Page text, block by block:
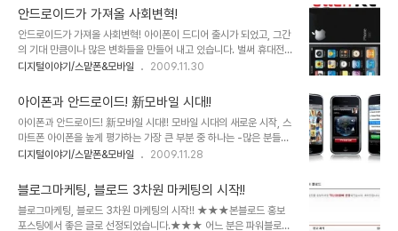
되는 하나의 방법으로써 블로그..
각할 수 있는 상황도 아니라서... 그 용량에 대한 건 생각하지 못함.-
그것도 내가 사용한 건지도 모른채로... 그렇게... ▲ 3분가량 사용하
고 청구된 4만6천원 가량의 과금에 대해 철회를 요구하여 해결된 데
이터 요금 잘못 청구되거나 부당한 과금에 대해서는 철저하게 대응하
고 요구해야 합니다!!! 물론 고객센터에 전화를 걸어 다행히도 큰 문제
래야만 하는 줄 알..
안드로이드가 가져올 사회변혁!
안드로이드가 가져올 사회변혁! 아이폰이 드디어 출시가 되었고, 그간
의 기대 만큼이나 많은 변화들을 만들어 내고 있습니다. 벌써 휴대전화
통신요금의 인하가 거론되거나 발표되고 있고, 이동통신사 별로 데이
보입니다. 이제 곧 안드로이드도 국내에 선보이게 됩니다. 들려오는 소
문들 중에는 "한국형 안드로이드"라는 말로 스팩이 다운된 형태의 출
시 가능성들을 시사하고 있기도 합니다만, 그것이 결코 쉽지는 않을 것
이라는 생각과 함께, 아이폰가 가져왔던 그 이상, 아니 아이폰과는 또
다른 형태로써 쉽게 가늠할 수 없을 만큼의 많은 변혁과 그에 따른 수
혁명이 우리들 생활 곧곧에 동력을 활용하는..
디지털이야기/스맡폰&모바일 2009.11.30
아이폰과 안드로이드! 新모바일 시대!!
아이폰과 안드로이드! 新모바일 시대!! 모바일 시대의 새로운 시작, 스
마트폰 아이폰을 높게 평가하는 가장 큰 부분 중 하나는 -많은 분들이
그렇게 생각을 하고 계시겠지만- 무엇보다도 완성도 높은 기능이며,
화를 이끌었다는 점입니다. 기존의 음성 통화가 휴대전화의 중심이었
다면, 아이폰은 무선 인터넷을 기반으로 하는 데이터통신을 이동통신
흐름의 중심으로 이끌었다는 건 누구도 부인하지 못할 중요한 사안이
라고 봅니다. 아이폰 11월28일 드디어 국내 출시 국내에서도 KT를 통
디지털이야기/스맡폰&모바일 2009.11.28
블로그마케팅, 블로드 3차원 마케팅의 시작!!
블로그마케팅, 블로드 3차원 마케팅의 시작!! ★★★본블로드 홍보
포스팅에서 좋은 글로 선정되었습니다.★★★ 어느 분은 파워블로거